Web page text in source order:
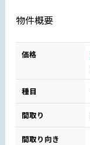
物件概要
価格
種目
間取り
間取り向き